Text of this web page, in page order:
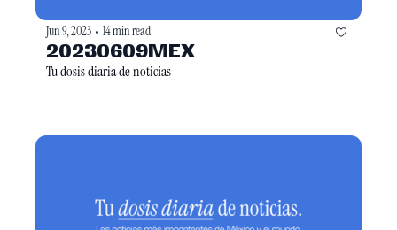
Jun 9, 2023 • 14 min read
20230609MEX
Tu dosis diaria de noticias